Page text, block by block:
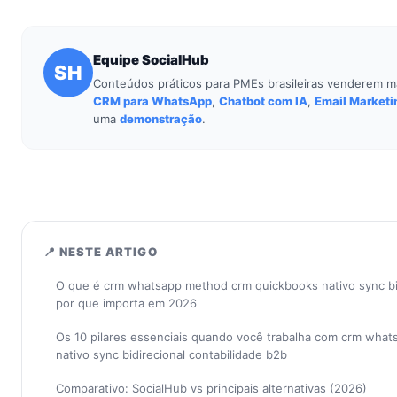
SH
Equipe SocialHub
Conteúdos práticos para PMEs brasileiras venderem
CRM para WhatsApp, Chatbot com IA, Email
uma demonstração.
📍 NESTE ARTIGO
O que é crm whatsapp method crm quickbooks nativo sync
por que importa em 2026
Os 10 pilares essenciais quando você trabalha com crm
nativo sync bidirecional contabilidade b2b
Comparativo: SocialHub vs principais alternativas (2026)